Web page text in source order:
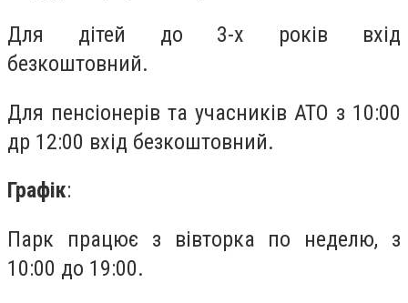
Для дітей до 3-х років вхід
безкоштовний.
Для пенсіонерів та учасників АТО з 10:00
др 12:00 вхід безкоштовний.
Графік:
Парк працює з вівторка по неделю, з
10:00 до 19:00.